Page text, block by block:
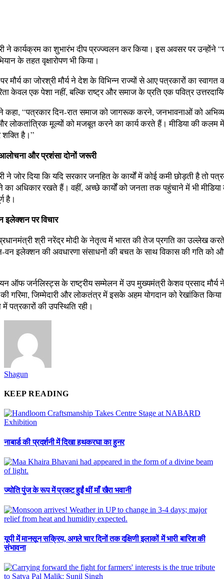
ने कार्यक्रम का शुभारंभ दीप प्रज्ज्वलन कर किया। इस अवसर पर उन्होंने
के तहत वृक्षारोपण भी किया।
मौर्य का जोरश्री मौर्य ने देश के विभिन्न राज्यों से आए पत्रकारों का
केवल एक पेशा नहीं, बल्कि राष्ट्र और समाज के प्रति एक पवित्र
कहा, “पत्रकार दिन-रात समाज को जागरूक करने, जनभावनाओं को
लोकतांत्रिक मूल्यों को मजबूत करने का कार्य करते हैं। मीडिया की कलम में
शक्ति है।”
और प्रशंसा दोनों जरूरी
ने जोर दिया कि यदि सरकार जनहित के कार्यों में कोई कमी छोड़ती है तो
अधिकार रखते हैं। वहीं, अच्छे कार्यों को जनता तक पहुंचाने में भी मीडिया
है।
पर विचार
प्रधानमंत्री श्री नरेंद्र मोदी के नेतृत्व में भारत की तेज प्रगति का उल्लेख
वन इलेक्शन की अवधारणा संसाधनों की बचत के साथ विकास की गति को
ऑफ जर्नलिस्ट्स के राष्ट्रीय सम्मेलन में उप मुख्यमंत्री केशव प्रसाद मौर्य
की गरिमा, जिम्मेदारी और लोकतंत्र में इसके अहम योगदान को रेखांकित
पत्रकारों की उपस्थिति रही।
Shagun
KEEP READING
नाबार्ड की प्रदर्शनी में दिखा हथकरघा का हुनर
ज्योति पुंज के रूप में प्रकट हुईं थीं माँ खैरा भवानी
यूपी में मानसून सक्रिय, अगले चार दिनों तक दक्षिणी इलाकों में भारी बारिश की
संभावना